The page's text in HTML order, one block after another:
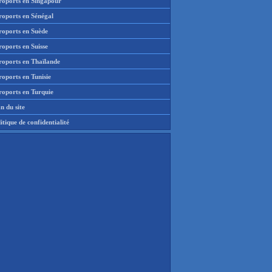
en Sénégal
en Suède
en Suisse
en Thaïlande
en Tunisie
en Turquie
du site
de confidentialité